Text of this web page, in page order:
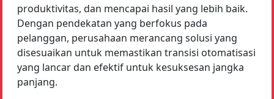
produktivitas, dan mencapai hasil yang lebih baik.
Dengan pendekatan yang berfokus pada
pelanggan, perusahaan merancang solusi yang
disesuaikan untuk memastikan transisi otomatisasi
yang lancar dan efektif untuk kesuksesan jangka
panjang.